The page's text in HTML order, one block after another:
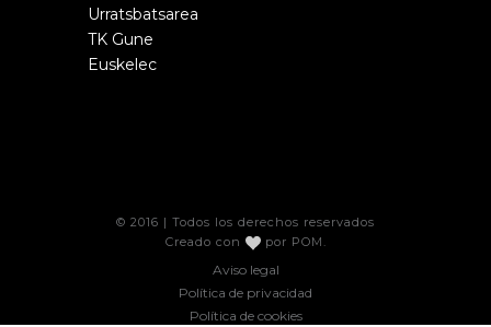
Urratsbatsarea
TK Gune
Euskelec
© 2016 | Todos los derechos reservados
Creado con
por POM
Aviso legal
Política de privacidad
Política de cookies